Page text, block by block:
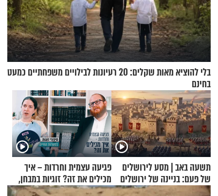
בלי להוציא מאות שקלים: 20 רעיונות לבילויים משפחתיים כמעט
בחינם
תשעה באב | מסע לירושלים
של פעם: בניינה של ירושלים
פגיעה עצמית וחרדות – איך
מכילים את זה? זוגיות במבחן,
הפעם עם יהודית ואלתר כהן